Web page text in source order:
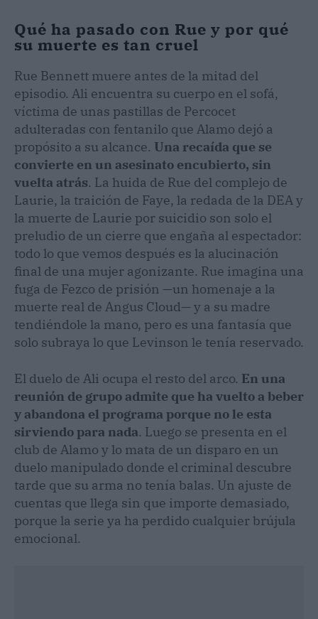
Qué ha pasado con Rue y por qué
su muerte es tan cruel
Rue Bennett muere antes de la mitad del
episodio. Ali encuentra su cuerpo en el sofá,
víctima de unas pastillas de Percocet
adulteradas con fentanilo que Alamo dejó a
propósito a su alcance. Una recaída que se
convierte en un asesinato encubierto, sin
vuelta atrás. La huida de Rue del complejo de
Laurie, la traición de Faye, la redada de la DEA y
la muerte de Laurie por suicidio son solo el
preludio de un cierre que engaña al espectador:
todo lo que vemos después es la alucinación
final de una mujer agonizante. Rue imagina una
fuga de Fezco de prisión —un homenaje a la
muerte real de Angus Cloud— y a su madre
tendiéndole la mano, pero es una fantasía que
solo subraya lo que Levinson le tenía reservado.
El duelo de Ali ocupa el resto del arco. En una
reunión de grupo admite que ha vuelto a beber
y abandona el programa porque no le esta
sirviendo para nada. Luego se presenta en el
club de Alamo y lo mata de un disparo en un
duelo manipulado donde el criminal descubre
tarde que su arma no tenía balas. Un ajuste de
cuentas que llega sin que importe demasiado,
porque la serie ya ha perdido cualquier brújula
emocional.